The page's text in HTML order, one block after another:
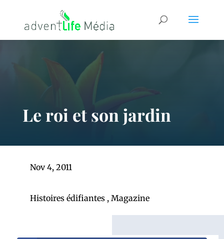
Le roi et son jardin
Nov 4, 2011
Histoires édifiantes, Magazine